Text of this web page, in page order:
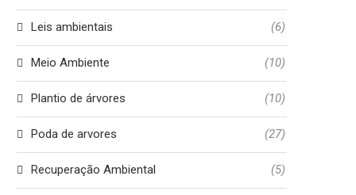
Leis ambientais (6)
Meio Ambiente (10)
Plantio de árvores (10)
Poda de arvores (27)
Recuperação Ambiental (5)